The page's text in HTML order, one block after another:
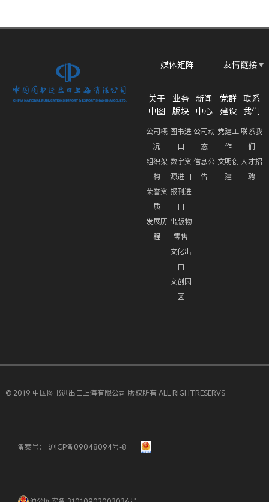
友情链接
媒体矩阵
关于
中图
公司概
况
组织架
构
荣誉资
质
发展历
程
业务
版块
图书进
口
数字资
源进口
报刊进
口
出版物
零售
文化出
口
文创园
区
新闻
中心
公司动
态
信息公
告
党群
建设
党建工
作
文明创
建
联系
我们
联系我
们
人才招
聘
© 2019 中国图书进出口上海有限公司 版权所有 ALL RIGHTRESERVS
备案号： 沪ICP备09048094号-8